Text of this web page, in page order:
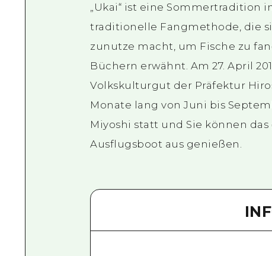
„Ukai“ ist eine Sommertradition
traditionelle Fangmethode, die
zunutze macht, um Fische zu
Büchern erwähnt. Am 27. April
Volkskulturgut der Präfektur
Monate lang von Juni bis
Miyoshi statt und Sie können
Ausflugsboot aus genießen.